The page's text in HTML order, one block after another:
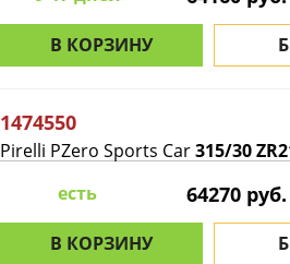
В КОРЗИНУ
1474550
Pirelli PZero Sports Car315/30
есть
64270 руб.
В КОРЗИНУ